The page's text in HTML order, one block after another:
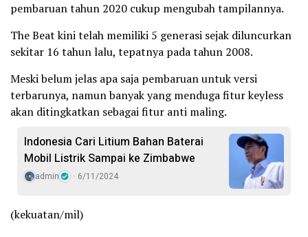
pembaruan tahun 2020 cukup mengubah tampilannya.
The Beat kini telah memiliki 5 generasi sejak diluncurkan
sekitar 16 tahun lalu, tepatnya pada tahun 2008.
Meski belum jelas apa saja pembaruan untuk versi
terbarunya, namun banyak yang menduga fitur keyless
akan ditingkatkan sebagai fitur anti maling.
Indonesia Cari Litium Bahan Baterai
Mobil Listrik Sampai ke Zimbabwe
admin 6/11/2024
(kekuatan/mil)